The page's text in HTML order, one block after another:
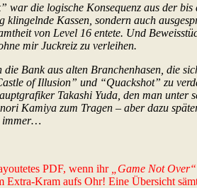
die logische Konsequenz aus der
Kassen, sondern auch
von Level 16 entete. Und
mir Juckreiz zu verleihen.
Bank aus alten Branchenhasen, die
of Illusion” und “Quackshot” zu
Takashi Yuda, den man
Kamiya zum Tragen – aber dazu
immer…
PDF, wenn ihr „Game Not Over“
Extra-Kram aufs Ohr! Eine Übersicht